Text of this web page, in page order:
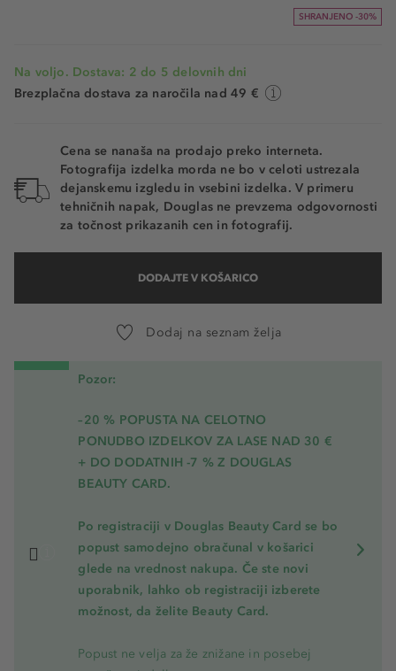
SHRANJENO -30%
Na voljo. Dostava: 2 do 5 delovnih dni
Brezplačna dostava za naročila nad 49 €
Cena se nanaša na prodajo preko interneta.
Fotografija izdelka morda ne bo v celoti ustrezala
dejanskemu izgledu in vsebini izdelka. V primeru
tehničnih napak, Douglas ne prevzema odgovornosti
za točnost prikazanih cen in fotografij.
DODAJTE V KOŠARICO
Dodaj na seznam želja
Pozor:
–20 % POPUSTA NA CELOTNO
PONUDBO IZDELKOV ZA LASE NAD 30 €
+ DO DODATNIH -7 % Z DOUGLAS
BEAUTY CARD.
Po registraciji v Douglas Beauty Card se bo
popust samodejno obračunal v košarici
glede na vrednost nakupa. Če ste novi
uporabnik, lahko ob registraciji izberete
možnost, da želite Beauty Card.
Popust ne velja za že znižane in posebej